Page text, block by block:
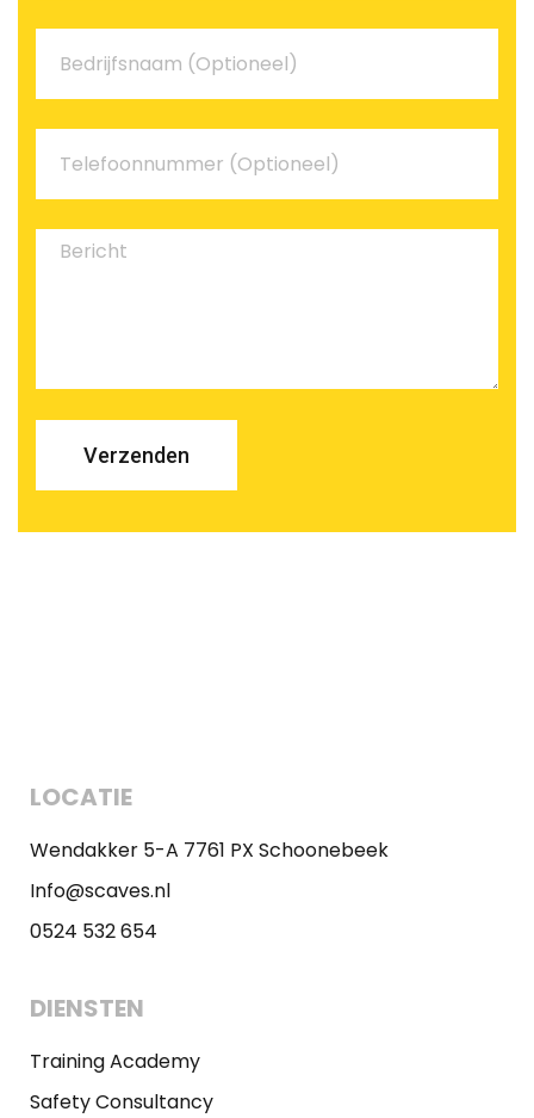
Verzenden
LOCATIE
Wendakker 5-A 7761 PX Schoonebeek
Info@scaves.nl
0524 532 654
DIENSTEN
Training Academy
Safety Consultancy